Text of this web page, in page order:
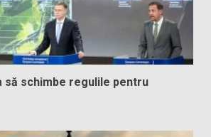
să schimbe regulile pentru